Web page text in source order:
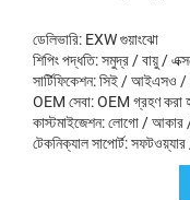
ডেলিভারি: EXW গুয়াংঝো
শিপিং পদ্ধতি: সমুদ্র / বায়ু /
সার্টিফিকেশন: সিই / আইএসও
OEM সেবা: OEM গ্রহণ করা
কাস্টমাইজেশন: লোগো / আকার /
টেকনিক্যাল সাপোর্ট: